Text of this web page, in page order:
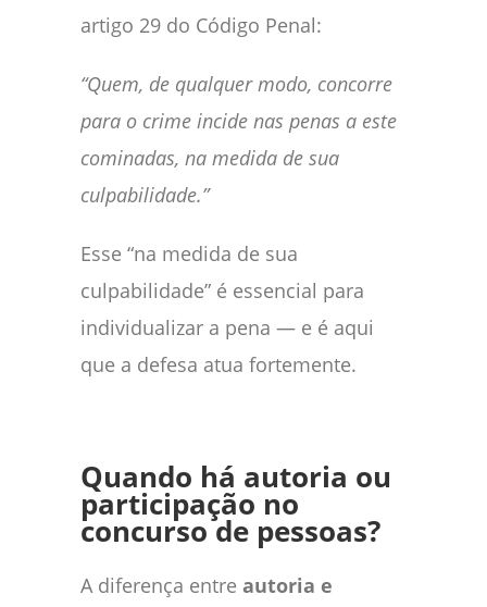
artigo 29 do Código Penal:
“Quem, de qualquer modo, concorre
para o crime incide nas penas a este
cominadas, na medida de sua
culpabilidade.”
Esse “na medida de sua
culpabilidade” é essencial para
individualizar a pena — e é aqui
que a defesa atua fortemente.
Quando há autoria ou
participação no
concurso de pessoas?
A diferença entre autoria e